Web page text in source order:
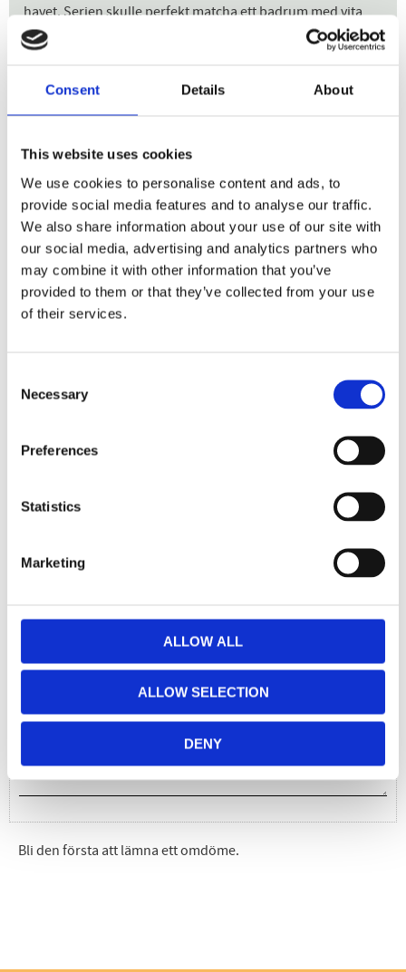
Consent Details About
This website uses cookies
We use cookies to personalise content and ads, to
provide social media features and to analyse our traffic.
We also share information about your use of our site with
our social media, advertising and analytics partners who
may combine it with other information that you’ve
provided to them or that they’ve collected from your use
of their services.
Selection
Necessary
Preferences
Statistics
Marketing
ALLOW ALL
ALLOW SELECTION
DENY
havet. Serien skulle perfekt matcha ett badrum med vita,
gula eller guldinredningselement!
återfuktande ingredienser som Organisk Aloe Vera,
Mandelolja och E–vitamin som återfuktar in hud utan att
frukter. Den Majolica designen i vackra motiv speglar
historisk Italienska emaljerad keramik som ger produkten
sin unika design.
AdriaticoDofttoner:Oriental- Amber, Rare Wood,
Heliotrope
Adriatico doftpyramid Top note: Heliotrope, White Flowers
Heart note: Jasmine, Rose de Taif, Perlargonium. Base
som inredningsdetalj i klassiskt design men samtidigt
Maioliche Hand Cream Adriatico 100 ml
Du
Bli den första att lämna ett omdöme.